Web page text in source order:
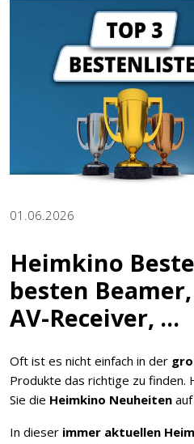
01.06.2026
Heimkino
besten
AV-Receiver, ...
Oft ist es nicht einfach in der
Produkte das richtige zu finden.
Sie die Heimkino Neuheiten
In dieser immer aktuellen